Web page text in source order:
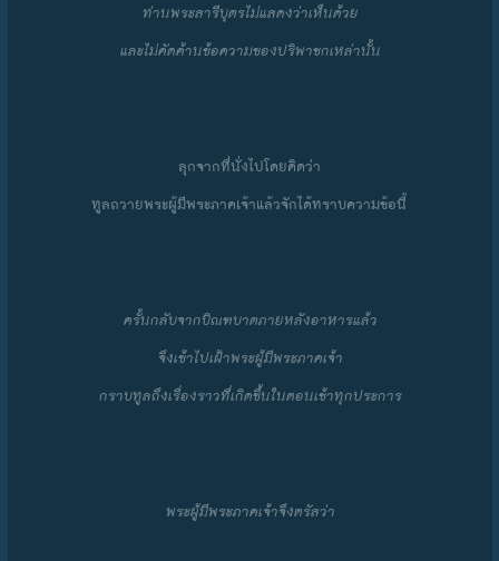
ท่านพระสารีบุตรไม่แสดงว่าเห็นด้วย
และไม่คัดค้านข้อความของปริพาชกเหล่านั้น
ลุกจากที่นั่งไปโดยคิดว่า
ทูลถวายพระผู้มีพระภาคเจ้าแล้วจักได้ทราบความข้อนี้
ครั้นกลับจากบิณฑบาตภายหลังอาหารแล้ว
จึงเข้าไปเฝ้าพระผู้มีพระภาคเจ้า
กราบทูลถึงเรื่องราวที่เกิดขึ้นในตอนเช้าทุกประการ
พระผู้มีพระภาคเจ้าจึงตรัสว่า